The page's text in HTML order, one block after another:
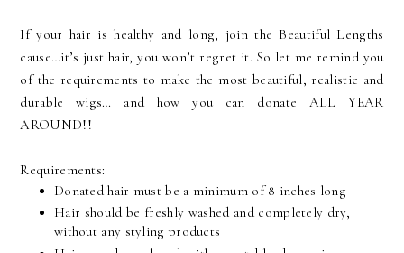
If your hair is healthy and long, join the Beautiful Lengths
cause…it’s just hair, you won’t regret it. So let me remind you
of the requirements to make the most beautiful, realistic and
durable wigs… and how you can donate ALL YEAR
AROUND!!
Requirements:
Donated hair must be a minimum of 8 inches long
Hair should be freshly washed and completely dry,
without any styling products